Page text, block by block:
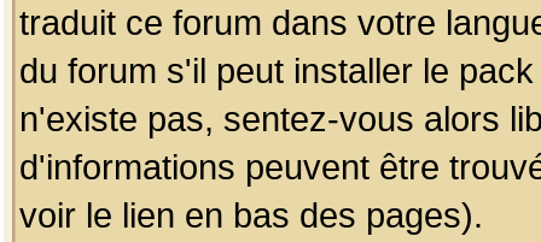
traduit ce forum dans votre
du forum s'il peut installer le
n'existe pas, sentez-vous alors
d'informations peuvent être
voir le lien en bas des pages).